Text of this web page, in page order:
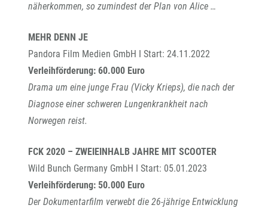
näherkommen, so zumindest der Plan von Alice …
MEHR DENN JE
Pandora Film Medien GmbH I Start: 24.11.2022
Verleihförderung: 60.000 Euro
Drama um eine junge Frau (Vicky Krieps), die nach der
Diagnose einer schweren Lungenkrankheit nach
Norwegen reist.
FCK 2020 – ZWEIEINHALB JAHRE MIT SCOOTER
Wild Bunch Germany GmbH I Start: 05.01.2023
Verleihförderung: 50.000 Euro
Der Dokumentarfilm verwebt die 26-jährige Entwicklung